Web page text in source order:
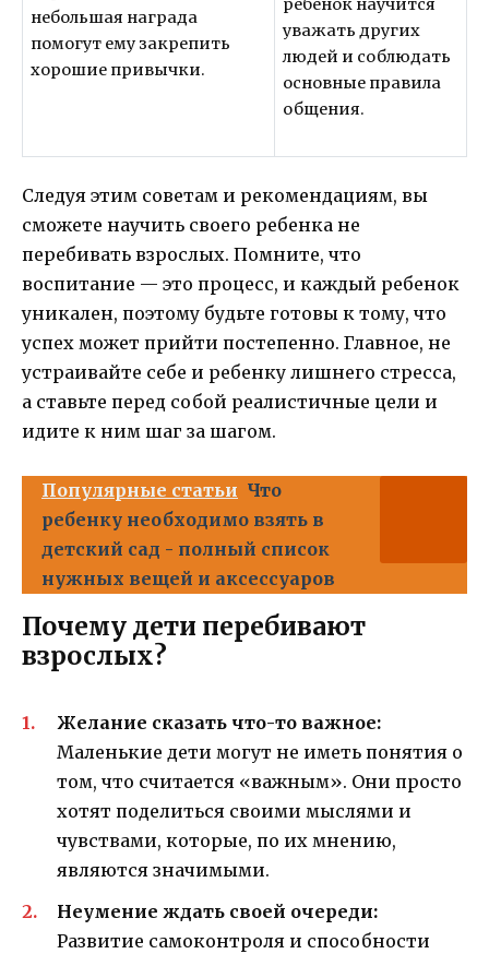
небольшая награда
помогут ему закрепить
хорошие привычки.
уважать других
людей и соблюдать
основные правила
общения.
Следуя этим советам и рекомендациям, вы
сможете научить своего ребенка не
перебивать взрослых. Помните, что
воспитание — это процесс, и каждый ребенок
уникален, поэтому будьте готовы к тому, что
успех может прийти постепенно. Главное, не
устраивайте себе и ребенку лишнего стресса,
а ставьте перед собой реалистичные цели и
идите к ним шаг за шагом.
Популярные статьи Что
ребенку необходимо взять в
детский сад - полный список
нужных вещей и аксессуаров
Почему дети перебивают
взрослых?
Желание сказать что-то важное:
Маленькие дети могут не иметь понятия о
том, что считается «важным». Они просто
хотят поделиться своими мыслями и
чувствами, которые, по их мнению,
являются значимыми.
Неумение ждать своей очереди:
Развитие самоконтроля и способности